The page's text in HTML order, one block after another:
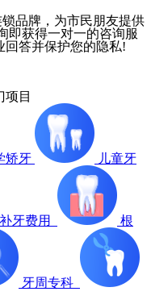
品牌，为市民朋友提供
即获得一对一的咨询服
回答并保护您的隐私!
项目
矫牙 儿童牙
补牙费用 根
牙周专科